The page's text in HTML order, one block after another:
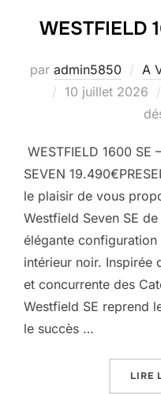
WESTFIELD
par admin5850 A
Publié
10 juillet 2026
WESTFIELD 1600 SE –
SEVEN
le plaisir de vous
Westfield Seven SE
élégante
intérieur noir. Inspirée
et concurrente des
Westfield SE reprend
le succès …
LIRE